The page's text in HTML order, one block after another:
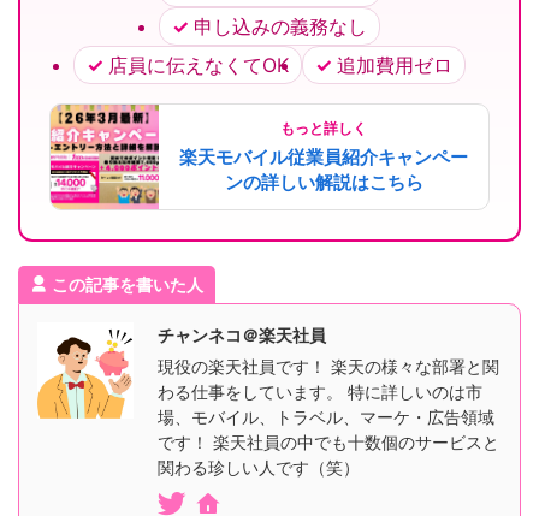
申し込みの義務なし
店員に伝えなくてOK
追加費用ゼロ
もっと詳しく
楽天モバイル従業員紹介キャンペー
ンの詳しい解説はこちら
この記事を書いた人
チャンネコ＠楽天社員
現役の楽天社員です！ 楽天の様々な部署と関
わる仕事をしています。 特に詳しいのは市
場、モバイル、トラベル、マーケ・広告領域
です！ 楽天社員の中でも十数個のサービスと
関わる珍しい人です（笑）